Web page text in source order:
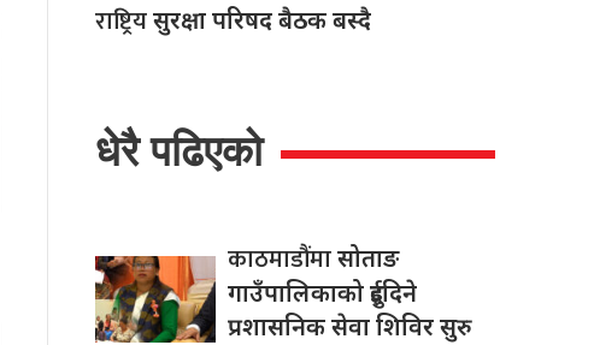
राष्ट्रियसुरक्षा परिषद बैठक बस्दै
धेरै पढिएको
काठमाडौंमासोताङ
गाउँपालिकाको दुईदिने
प्रशासनिक सेवा शिविर सुरु